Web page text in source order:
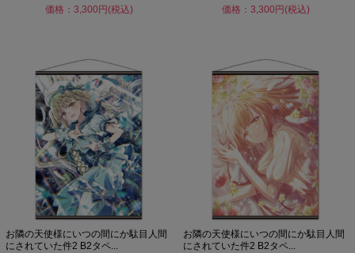
価格：3,300円(税込)
価格：3,300円(税込)
お隣の天使様にいつの間にか駄目人間
にされていた件2 B2タペ...
お隣の天使様にいつの間にか駄目人間
にされていた件2 B2タペ...